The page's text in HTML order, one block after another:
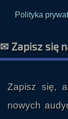
nowych
na swoją